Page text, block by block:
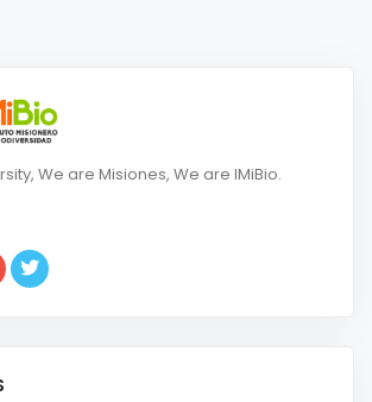
We are Misiones, We are IMiBio.